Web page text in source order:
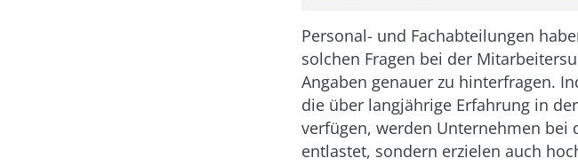
Personal- und Fachabteilungen
solchen Fragen bei der
Angaben genauer zu hinterfragen.
die über langjährige Erfahrung in
verfügen, werden Unternehmen
entlastet, sondern erzielen auch